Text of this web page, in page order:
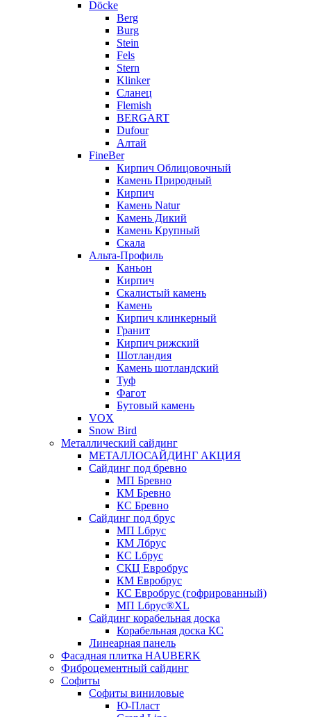
Döcke
Berg
Burg
Stein
Fels
Stern
Klinker
Сланец
Flemish
BERGART
Dufour
Алтай
FineBer
Кирпич Облицовочный
Камень Природный
Кирпич
Камень Natur
Камень Дикий
Камень Крупный
Скала
Альта-Профиль
Каньон
Кирпич
Скалистый камень
Камень
Кирпич клинкерный
Гранит
Кирпич рижский
Шотландия
Камень шотландский
Туф
Фагот
Бутовый камень
VOX
Snow Bird
Металлический сайдинг
МЕТАЛЛОСАЙДИНГ АКЦИЯ
Сайдинг под бревно
МП Бревно
КМ Бревно
КС Бревно
Сайдинг под брус
МП Lбрус
КМ Лбрус
КС Lбрус
СКЦ Евробрус
КМ Евробрус
КС Евробрус (гофрированный)
МП Lбрус®XL
Сайдинг корабельная доска
Корабельная доска КС
Линеарная панель
Фасадная плитка HAUBERK
Фиброцементный сайдинг
Софиты
Софиты виниловые
Ю-Пласт